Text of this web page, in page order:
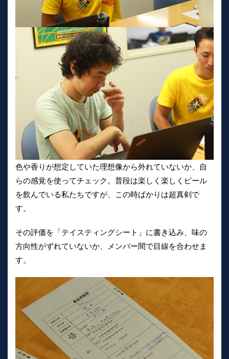
色や香りが想定していた理想像から外れていないか、自
らの感覚を使ってチェック。普段は楽しく楽しくビール
を飲んでいる私たちですが、この時ばかりは超真剣で
す。
その評価を「テイスティングシート」に書き込み、味の
方向性がずれていないか、メンバー間で目線を合わせま
す。